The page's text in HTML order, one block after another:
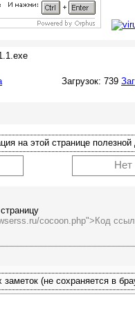
cocoon.php">Код
Загрузок: 739
Нет
на этой странице полезной
(не сохраняется в